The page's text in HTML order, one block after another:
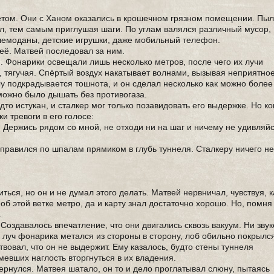
Они с Ханом оказались в крошечном грязном помещении.
тем самым приглушая шаги. По углам валялся различный мусор,
детские игрушки, даже мобильный телефон.
Матвей последовал за ним.
Фонарики освещали лишь несколько метров, после чего их лучи
Спёртый воздух накатывает волнами, вызывая
подкрадывается тошнота, и он сделал несколько как можно более
было дышать без противогаза.
и сталкер мог только позавидовать его выдержке. Но
тревоги в его голосе:
рядом со мной, не отходи ни на шаг и ничему не
по шпалам прямиком в глубь туннеля. Сталкеру ничего не
но он и не думал этого делать. Матвей нервничал, чувствуя,
этой ветке метро, да и карту знал достаточно хорошо. Но, помня
впечатление, что они двигались сквозь вакуум. Ни
фонарика метался из стороны в сторону, лоб обильно
что он не выдержит. Ему казалось, будто стены туннеля
наглость вторгнуться в их владения.
Матвея шатало, он то и дело проглатывал слюну, пытаясь